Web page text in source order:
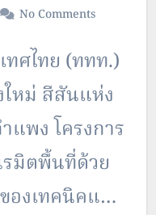
No Comments
ทศไทย (ททท.)
ใหม่ สีสันแห่ง
แพง โครงการ
รมิตพื้นที่ด้วย
องเทคนิคแสง